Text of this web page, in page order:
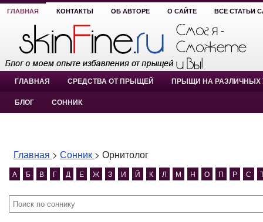
ГЛАВНАЯ КОНТАКТЫ ОБ АВТОРЕ О САЙТЕ ВСЕ СТАТЬИ
ГЛАВНАЯ СРЕДСТВА ОТ ПРЫЩЕЙ ПРЫЩИ НА РАЗЛИЧНЫХ
БЛОГ СОННИК
Главная > Сонник > Орнитолог
А Б В Г Д Е Ж З И Й К Л М Н О П Р С